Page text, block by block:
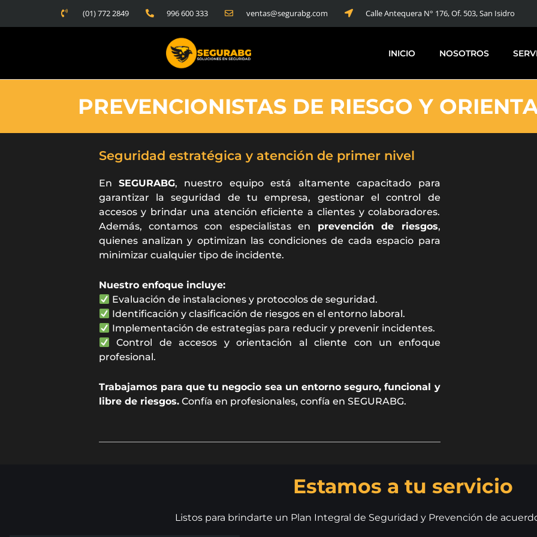
(01) 772 2849 996 600 333 ventas@segurabg.com Calle Antequera N° 176, Of. 503, San Isidro
INICIO NOSOTROS
PREVENCIONISTAS DE RIESGO Y
Seguridad estratégica y atención de primer nivel
En SEGURABG, nuestro equipo está altamente capacitado para
garantizar la seguridad de tu empresa, gestionar el control de
accesos y brindar una atención eficiente a clientes y colaboradores.
Además, contamos con especialistas en prevención de riesgos,
quienes analizan y optimizan las condiciones de cada espacio para
minimizar cualquier tipo de incidente.
Nuestro enfoque incluye:
Evaluación de instalaciones y protocolos de seguridad.
Identificación y clasificación de riesgos en el entorno laboral.
Implementación de estrategias para reducir y prevenir incidentes.
Control de accesos y orientación al cliente con un enfoque
profesional.
Trabajamos para que tu negocio sea un entorno seguro, funcional y
libre de riesgos.Confía en profesionales, confía en SEGURABG.
Estamos a tu servicio
Listos para brindarte un Plan Integral de Seguridad y Prevención de